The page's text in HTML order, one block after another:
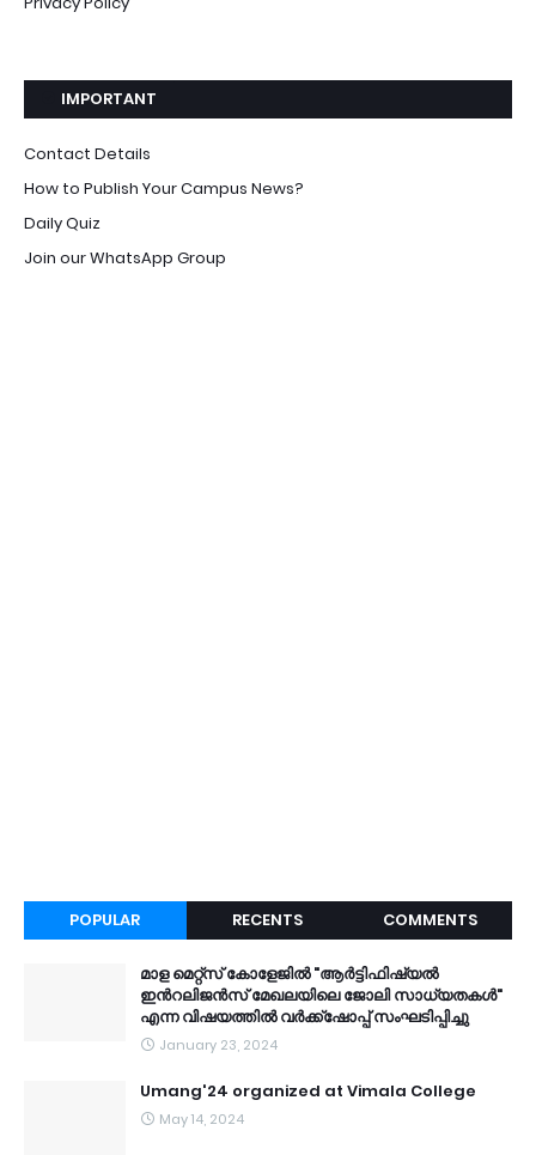
IMPORTANT
Contact Details
How to Publish Your Campus News?
Daily Quiz
Join our WhatsApp Group
POPULAR RECENTS COMMENTS
മാള മെറ്റ്സ് കോളേജിൽ "ആർട്ടിഫിഷ്യൽ
ഇൻറലിജൻസ് മേഖലയിലെ ജോലി സാധ്യതകൾ"
എന്ന വിഷയത്തിൽ വർക്ക്ഷോപ്പ് സംഘടിപ്പിച്ചു
January 23, 2024
Umang'24 organized at Vimala College
May 14, 2024